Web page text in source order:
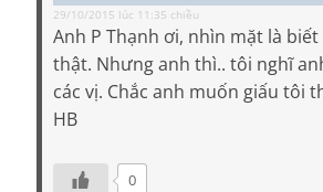
29/10/2015 lúc 11:35 chiều
Anh P Thạnh ơi, nhìn mặt là
thật. Nhưng anh thì.. tôi nghĩ
các vị. Chắc anh muốn giấu tôi
HB
0